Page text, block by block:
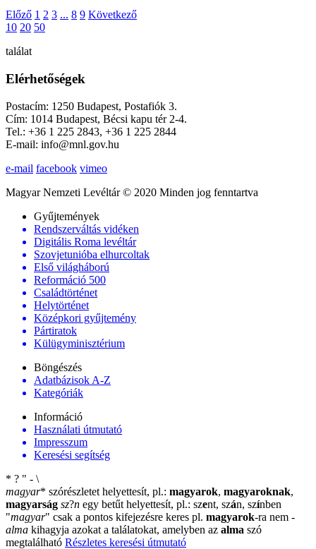
Előző 1 2 3 ... 8 9 Következő
10 20 50
találat
Elérhetőségek
Postacím: 1250 Budapest, Postafiók 3.
Cím: 1014 Budapest, Bécsi kapu tér 2-4.
Tel.: +36 1 225 2843, +36 1 225 2844
E-mail: info@mnl.gov.hu
e-mail facebook vimeo
Magyar Nemzeti Levéltár © 2020 Minden jog fenntartva
Gyűjtemények
Rendszerváltás vidéken
Digitális Roma levéltár
Szovjetunióba elhurcoltak
Első világháború
Reformáció 500
Családtörténet
Helytörténet
Középkori gyűjtemény
Pártiratok
Külügyminisztérium
Böngészés
Adatbázisok A-Z
Kategóriák
Információ
Használati útmutató
Impresszum
Keresési segítség
* ? " - \
magyar* szórészletet helyettesít, pl.: magyarok, magyaroknak,
magyarság sz?n egy betűt helyettesít, pl.: szent, szán, színben
"magyar" csak a pontos kifejezésre keres pl. magyarok-ra nem -
alma kihagyja azokat a találatokat, amelyben az alma szó
megtalálható Részletes keresési útmutató